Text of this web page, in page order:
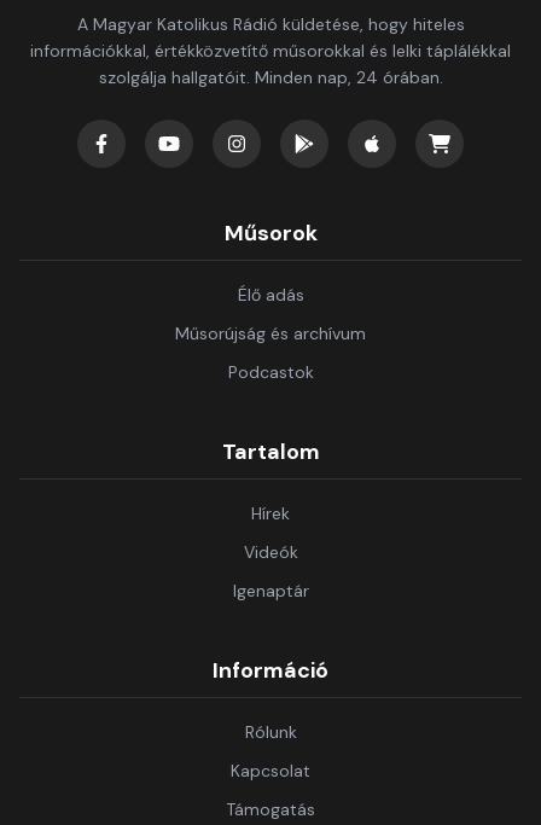
A Magyar Katolikus Rádió küldetése, hogy hiteles
információkkal, értékközvetítő műsorokkal és lelki táplálékkal
szolgálja hallgatóit. Minden nap, 24 órában.
Műsorok
Élő adás
Műsorújság és archívum
Podcastok
Tartalom
Hírek
Videók
Igenaptár
Információ
Rólunk
Kapcsolat
Támogatás